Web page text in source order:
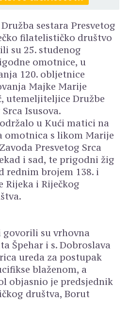
Družba sestara Presvetog
filatelističko društvo
su 25. studenog
omotnice, u
120. obljetnice
Majke Marije
utemeljiteljice Družbe
Isusova.
u Kući matici na
omotnica s likom Marije
Presvetog Srca
i sad, te prigodni žig
rednim brojem 138. i
Rijeka i Riječkog
su vrhovna
Špehar i s. Dobroslava
ureda za postupak
blaženom, a
objasnio je predsjednik
društva, Borut